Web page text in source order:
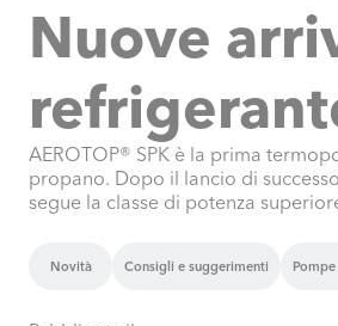
Nuove
AEROTOP® SPK è la prima
propano. Dopo il lancio di
segue la classe di potenza
Novità Consigli e suggerimenti